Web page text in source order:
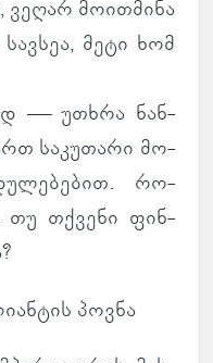
მო­ით­მინა
მეტი ხომ
— უთხრა ნან-
სა­კუ­თარი მო­
რო­
თუ თქვენი ფინ­
პოვნა